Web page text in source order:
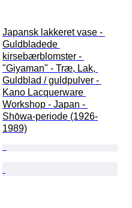
Japansk lakkeret vase -
Guldbladede
kirsebærblomster -
"Giyaman" - Træ, Lak,
Guldblad / guldpulver -
Kano Lacquerware
Workshop - Japan -
Shōwa-periode (1926-
1989)